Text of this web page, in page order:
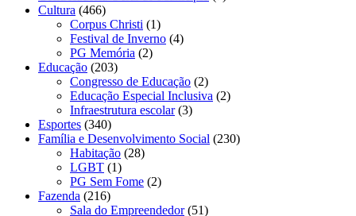
Cultura (466)
Corpus Christi (1)
Festival de Inverno (4)
PG Memória (2)
Educação (203)
Congresso de Educação (2)
Educação Especial Inclusiva (2)
Infraestrutura escolar(3)
Esportes (340)
Família e Desenvolvimento Social (230)
Habitação (28)
LGBT (1)
PG Sem Fome (2)
Fazenda (216)
Sala do Empreendedor(51)